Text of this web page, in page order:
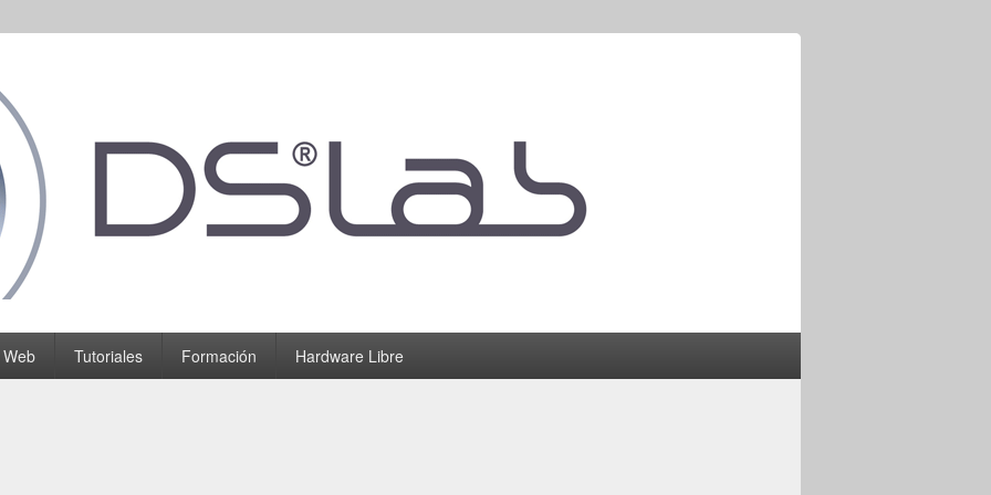
Tutoriales Formación Hardware Libre